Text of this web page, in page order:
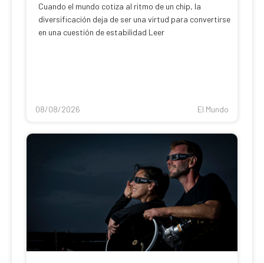
Cuando el mundo cotiza al ritmo de un chip, la
diversificación deja de ser una virtud para convertirse
en una cuestión de estabilidad Leer
08/08/2026 El Mundo